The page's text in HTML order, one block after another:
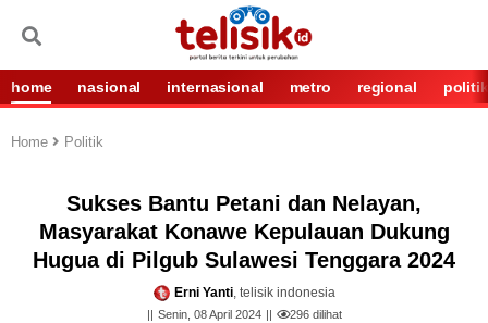
home nasional internasional metro regional politik
Home Politik
Sukses Bantu Petani dan Nelayan,
Masyarakat Konawe Kepulauan Dukung
Hugua di Pilgub Sulawesi Tenggara 2024
Erni Yanti, telisik indonesia
Senin, 08 April 2024 296dilihat